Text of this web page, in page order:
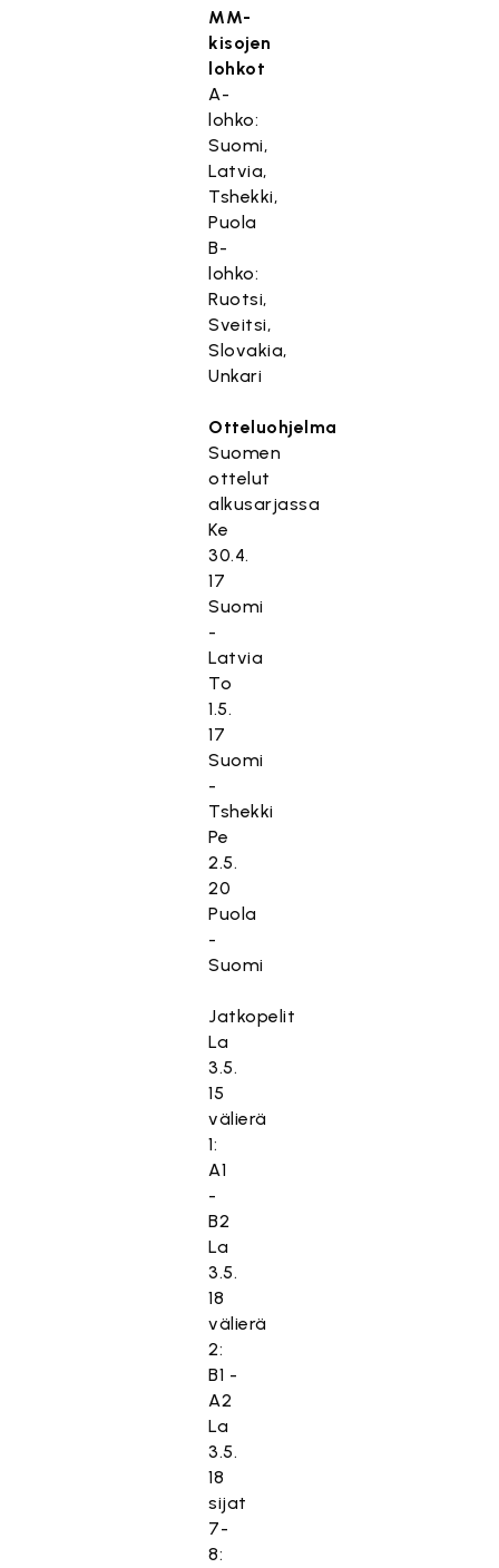
MM-
kisojen
lohkot
A-
lohko:
Suomi,
Latvia,
Tshekki,
Puola
B-
lohko:
Ruotsi,
Sveitsi,
Slovakia,
Unkari
Otteluohjelma
Suomen
ottelut
alkusarjassa
Ke
30.4.
17
Suomi
-
Latvia
To
1.5.
17
Suomi
-
Tshekki
Pe
2.5.
20
Puola
-
Suomi
Jatkopelit
La
3.5.
15
välierä
1:
A1
-
B2
La
3.5.
18
välierä
2:
B1 -
A2
La
3.5.
18
sijat
7-
8: